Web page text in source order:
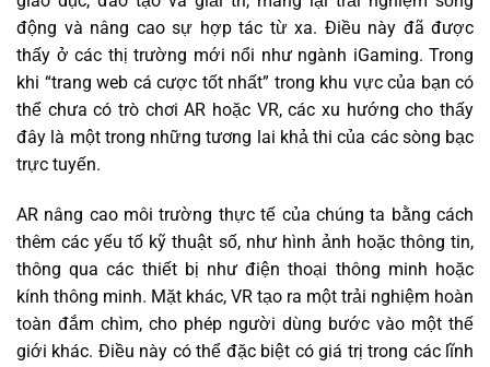
động và nâng cao sự hợp tác từ xa. Điều này đã được
thấy ở các thị trường mới nổi như ngành iGaming. Trong
khi “trang web cá cược tốt nhất” trong khu vực của bạn có
thể chưa có trò chơi AR hoặc VR, các xu hướng cho thấy
đây là một trong những tương lai khả thi của các sòng bạc
trực tuyến.
AR nâng cao môi trường thực tế của chúng ta bằng cách
thêm các yếu tố kỹ thuật số, như hình ảnh hoặc thông tin,
thông qua các thiết bị như điện thoại thông minh hoặc
kính thông minh. Mặt khác, VR tạo ra một trải nghiệm hoàn
toàn đắm chìm, cho phép người dùng bước vào một thế
giới khác. Điều này có thể đặc biệt có giá trị trong các lĩnh